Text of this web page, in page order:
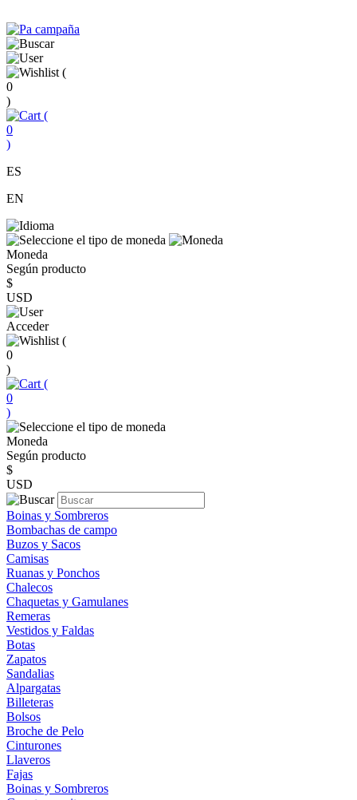
(
0
)
(
0
)
ES
EN
Moneda
Según producto
$
USD
Acceder
(
0
)
(
0
)
Moneda
Según producto
$
USD
Boinas y Sombreros
Bombachas de campo
Buzos y Sacos
Camisas
Ruanas y Ponchos
Chalecos
Chaquetas y Gamulanes
Remeras
Vestidos y Faldas
Botas
Zapatos
Sandalias
Alpargatas
Billeteras
Bolsos
Broche de Pelo
Cinturones
Llaveros
Fajas
Boinas y Sombreros